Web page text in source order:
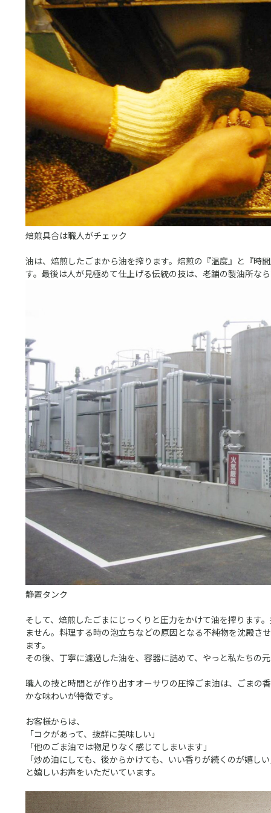
焙煎具合は職人がチェック
油は、焙煎したごまから油を搾ります。焙煎の『温度』と『時
す。最後は人が見極めて仕上げる伝統の技は、老舗の製油所な
静置タンク
そして、焙煎したごまにじっくりと圧力をかけて油を搾ります
ません。料理する時の泡立ちなどの原因となる不純物を沈殿さ
ます。
その後、丁寧に濾過した油を、容器に詰めて、やっと私たちの
職人の技と時間とが作り出すオーサワの圧搾ごま油は、ごまの
かな味わいが特徴です。
お客様からは、
「コクがあって、抜群に美味しい」
「他のごま油では物足りなく感じてしまいます」
「炒め油にしても、後からかけても、いい香りが続くのが嬉し
と嬉しいお声をいただいています。